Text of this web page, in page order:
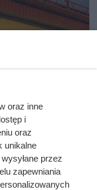
zł w
oraz inne
i
oraz
unikalne
przez
zapewniania